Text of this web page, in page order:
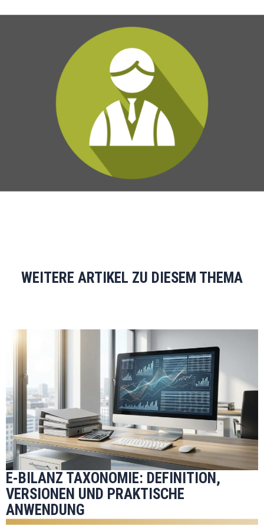
WEITERE ARTIKEL ZU DIESEM THEMA
E-BILANZ TAXONOMIE: DEFINITION,
VERSIONEN UND PRAKTISCHE
ANWENDUNG